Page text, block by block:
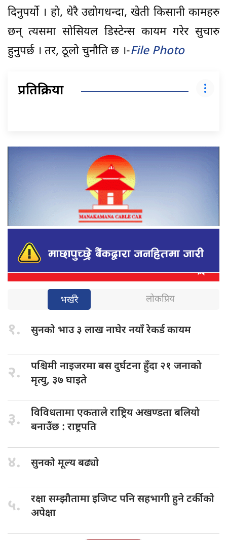
दिनुपर्यो । हो, धेरै उद्योगधन्दा, खेती किसानी कामहरु
छन् त्यसमा सोसियल डिस्टेन्स कायम गरेर सुचारु
हुनुपर्छ । तर, ठूलो चुनौति छ ।-File Photo
प्रतिक्रिया
भर्खरै लोकप्रिय
१. सुनको भाउ३ लाख नाघेर नयाँ रेकर्ड कायम
२. पश्चिमी नाइजरमाबस दुर्घटना हुँदा २१ जनाको
मृत्यु, ३७ घाइते
३. विविधतामा एकतालेराष्ट्रिय अखण्डता बलियो
बनाउँछ : राष्ट्रपति
४. सुनको मूल्यबढ्याे
५. रक्षा सम्झौतामाइजिप्ट पनि सहभागी हुने टर्कीकाे
अपेक्षा